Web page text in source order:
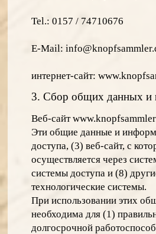
Tel.: 0157 / 74710676
E-Mail:
интернет-сайт:
3. Сбор общих данных и
Веб-сайт
Эти общие данные и
доступа, (3) веб-сайт, с
осуществляется через
системы доступа и (8)
технологические системы.
При использовании этих
необходима для (1)
долгосрочной